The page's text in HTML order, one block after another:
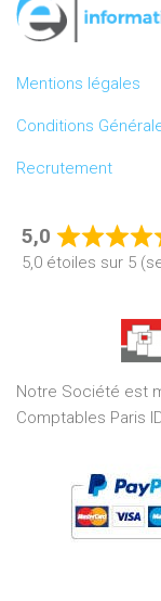
Mentions légales
Conditions
Recrutement
5,0
Rated
5,0
of
5
5,0 étoiles sur 5
Notre Société est
Comptables Paris